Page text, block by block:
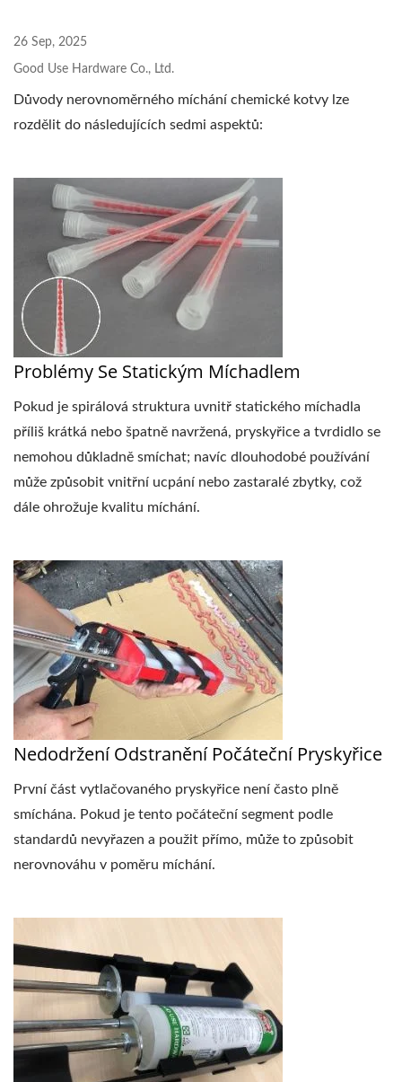
26 Sep, 2025
Good Use Hardware Co., Ltd.
Důvody nerovnoměrného míchání chemické kotvy lze
rozdělit do následujících sedmi aspektů:
Problémy Se Statickým Míchadlem
Pokud je spirálová struktura uvnitř statického míchadla
příliš krátká nebo špatně navržená, pryskyřice a tvrdidlo se
nemohou důkladně smíchat; navíc dlouhodobé používání
může způsobit vnitřní ucpání nebo zastaralé zbytky, což
dále ohrožuje kvalitu míchání.
Nedodržení Odstranění Počáteční Pryskyřice
První část vytlačovaného pryskyřice není často plně
smíchána. Pokud je tento počáteční segment podle
standardů nevyřazen a použit přímo, může to způsobit
nerovnováhu v poměru míchání.